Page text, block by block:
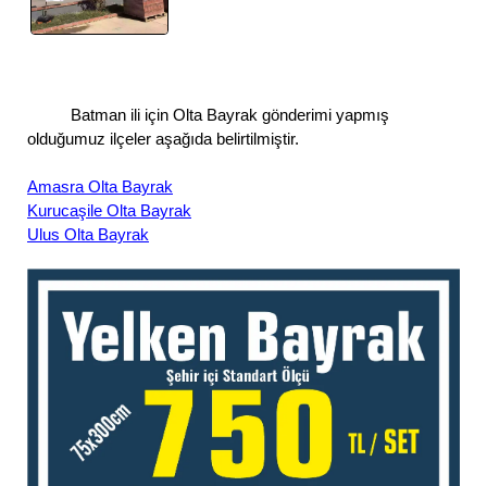
Batman ili için Olta Bayrak gönderimi yapmış
olduğumuz ilçeler aşağıda belirtilmiştir.
Amasra Olta Bayrak
Kurucaşile Olta Bayrak
Ulus Olta Bayrak